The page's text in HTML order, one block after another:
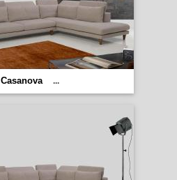
Casanova ...